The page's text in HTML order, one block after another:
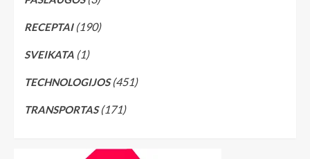
RECEPTAI(190)
SVEIKATA (1)
TECHNOLOGIJOS(451)
TRANSPORTAS(171)